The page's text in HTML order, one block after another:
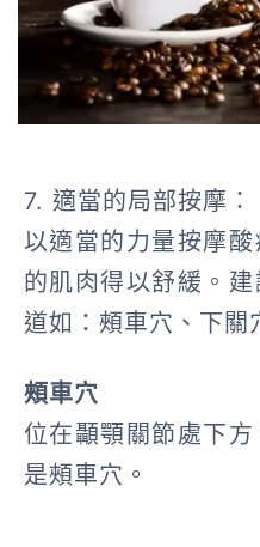
7. 適當的局部按摩：
以適當的力量按摩
的肌肉得以舒緩。
道如：頰車穴、下關
頰車穴
位在顳顎關節處下
是頰車穴。